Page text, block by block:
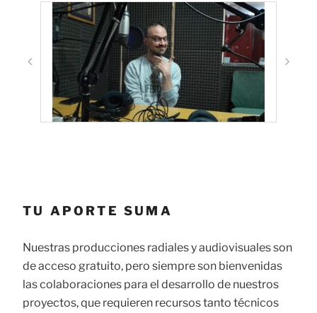
TU APORTE SUMA
Nuestras producciones radiales y audiovisuales son
de acceso gratuito, pero siempre son bienvenidas
las colaboraciones para el desarrollo de nuestros
proyectos, que requieren recursos tanto técnicos